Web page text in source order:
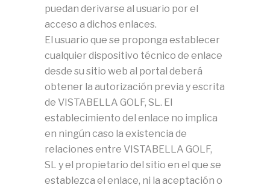
puedan derivarse al usuario por el
acceso a dichos enlaces.
El usuario que se proponga establecer
cualquier dispositivo técnico de enlace
desde su sitio web al portal deberá
obtener la autorización previa y escrita
de VISTABELLA GOLF, SL. El
establecimiento del enlace no implica
en ningún caso la existencia de
relaciones entre VISTABELLA GOLF,
SL y el propietario del sitio en el que se
establezca el enlace, ni la aceptación o